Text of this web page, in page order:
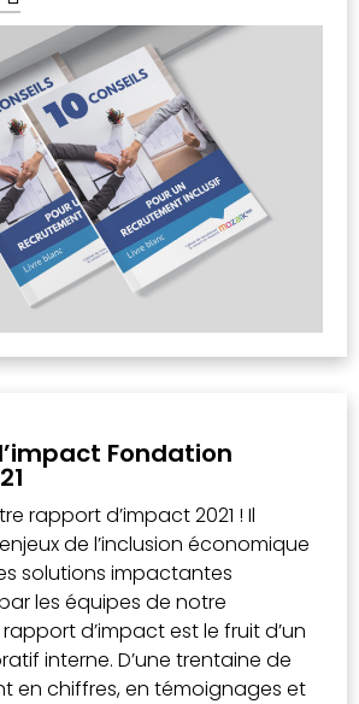
Fondation
rapport d’impact 2021 ! Il
de l’inclusion économique
solutions impactantes
les équipes de notre
d’impact est le fruit d’un
interne. D’une trentaine de
en chiffres, en témoignages et